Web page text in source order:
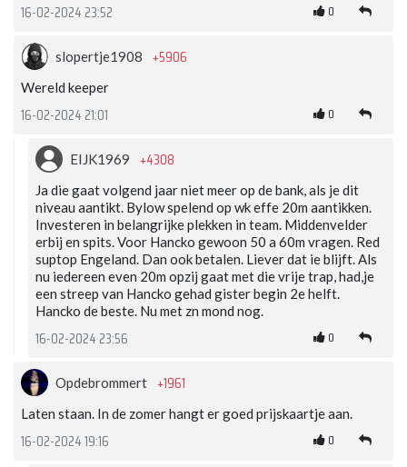
16-02-2024 23:52 0
slopertje1908 +5906
Wereld keeper
16-02-2024 21:01 0
EIJK1969 +4308
Ja die gaat volgend jaar niet meer op de bank, als je dit
niveau aantikt. Bylow spelend op wk effe 20m aantikken.
Investeren in belangrijke plekken in team. Middenvelder
erbij en spits. Voor Hancko gewoon 50 a 60m vragen. Red
suptop Engeland. Dan ook betalen. Liever dat ie blijft. Als
nu iedereen even 20m opzij gaat met die vrije trap, had,je
een streep van Hancko gehad gister begin 2e helft.
Hancko de beste. Nu met zn mond nog.
16-02-2024 23:56 0
Opdebrommert +1961
Laten staan. In de zomer hangt er goed prijskaartje aan.
16-02-2024 19:16 0